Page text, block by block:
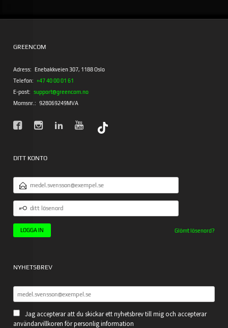
GREENCOM
Adress: Enebakkveien 307, 1188 Oslo
Telefon: +47 40 00 01 61
E-post: support@greencom.no
Momsnr.: 928069249MVA
DITT KONTO
POSTADRESS
DITT
LÖSENORD
Glömt lösenord?
NYHETSBREV
Jag accepterar att du skickar ett nyhetsbrev till mig och accepterar
användarvillkoren för personlig information